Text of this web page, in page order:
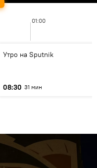
01:00
Утро на Sputnik
08:30 31 мин